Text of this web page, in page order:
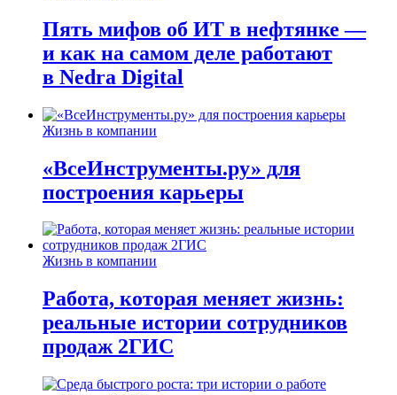
Пять мифов об ИТ в нефтянке —
и как на самом деле работают
в Nedra Digital
Жизнь в компании
«ВсеИнструменты.ру» для
построения карьеры
Жизнь в компании
Работа, которая меняет жизнь:
реальные истории сотрудников
продаж 2ГИС